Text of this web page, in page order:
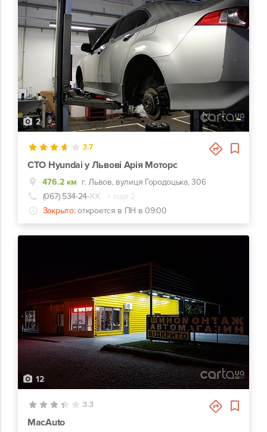
2
3.7
СТО Hyundai у Львові Арія Моторс
476.2 км г. Львов, вулиця Городоцька, 306
(067) 534-24-ХХ
+ еще 2
Закрыто: откроется в ПН в 09:00
12
3.3
MacAuto